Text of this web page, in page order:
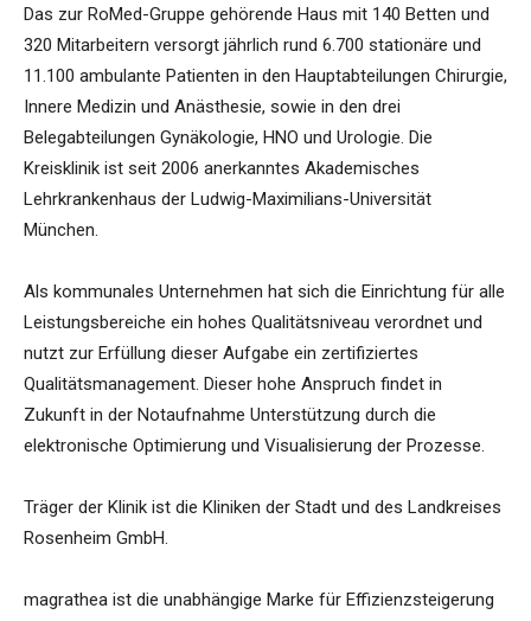
Das zur RoMed-Gruppe gehörende Haus mit 140 Betten und
320 Mitarbeitern versorgt jährlich rund 6.700 stationäre und
11.100 ambulante Patienten in den Hauptabteilungen Chirurgie,
Innere Medizin und Anästhesie, sowie in den drei
Belegabteilungen Gynäkologie, HNO und Urologie. Die
Kreisklinik ist seit 2006 anerkanntes Akademisches
Lehrkrankenhaus der Ludwig-Maximilians-Universität
München.
Als kommunales Unternehmen hat sich die Einrichtung für alle
Leistungsbereiche ein hohes Qualitätsniveau verordnet und
nutzt zur Erfüllung dieser Aufgabe ein zertifiziertes
Qualitätsmanagement. Dieser hohe Anspruch findet in
Zukunft in der Notaufnahme Unterstützung durch die
elektronische Optimierung und Visualisierung der Prozesse.
Träger der Klinik ist die Kliniken der Stadt und des Landkreises
Rosenheim GmbH.
magrathea ist die unabhängige Marke für Effizienzsteigerung